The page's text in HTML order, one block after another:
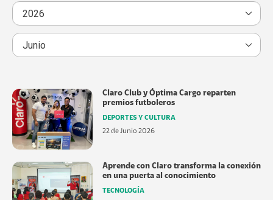
DEPORTES Y CULTURA
Claro Club y Óptima Cargo reparten
premios futboleros
22 de Junio 2026
TECNOLOGÍA
Aprende con Claro transforma la conexión
en una puerta al conocimiento